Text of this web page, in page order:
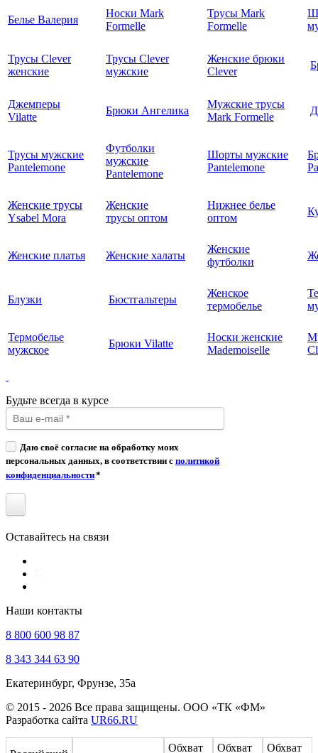
Белье Валерия
Носки Mark
Formelle
Трусы Mark
Formelle
Трусы Clever
женские
Трусы Clever
мужские
Женские брюки
Clever
Джемперы
Vilatte
Брюки Ангелика
Мужские трусы
Mark Formelle
Трусы мужские
Pantelemone
Футболки
мужские
Pantelemone
Шорты мужские
Pantelemone
Женские трусы
Ysabel Mora
Женские
трусы оптом
Нижнее белье
оптом
Женские платья Женские халаты
Женские
футболки
Блузки Бюстгальтеры
Женское
термобелье
Термобелье
мужское
Брюки Vilatte
Носки женские
Mademoiselle
Будьте всегда в курсе
Даю своё согласие на обработку моих
персональных данных, в соответствии с политикой
конфиденциальности*
Оставайтесь на связи
Наши контакты
8 800 600 98 87
8 343 344 63 90
Екатеринбург, Фрунзе, 35а
© 2015 - 2026 Все права защищены. ООО «ТК «ФМ»
Разработка сайта UR66.RU
Обхват Обхват Обхват